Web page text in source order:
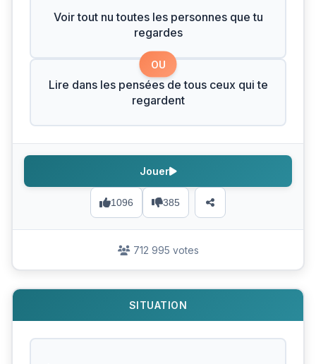
Voir tout nu toutes les personnes que tu
regardes
OU
Lire dans les pensées de tous ceux qui te
regardent
1096 385
Jouer
712 995 votes
SITUATION